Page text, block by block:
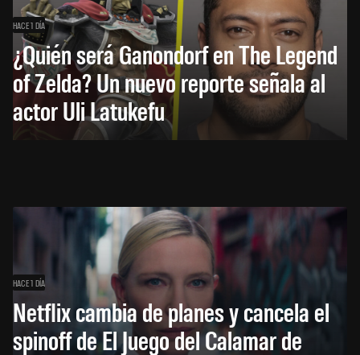
HACE 1 DÍA
¿Quién será Ganondorf en The Legend
of Zelda? Un nuevo reporte señala al
actor Uli Latukefu
HACE 1 DÍA
Netflix cambia de planes y cancela el
spinoff de El Juego del Calamar de